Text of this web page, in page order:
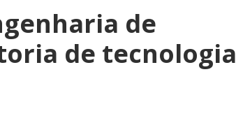
de
de tecnologia